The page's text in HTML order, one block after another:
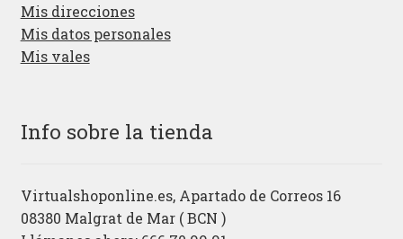
Mis direcciones
Mis datos personales
Mis vales
Info sobre la tienda
Virtualshoponline.es, Apartado de Correos 16
08380 Malgrat de Mar ( BCN )